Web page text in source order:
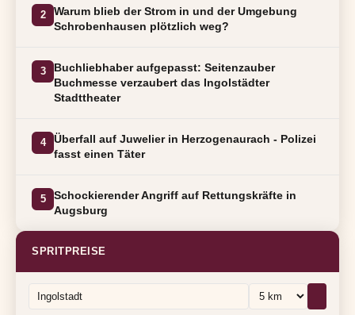
2
Warum blieb der Strom in und der Umgebung
Schrobenhausen plötzlich weg?
3
Buchliebhaber aufgepasst: Seitenzauber
Buchmesse verzaubert das Ingolstädter
Stadttheater
4
Überfall auf Juwelier in Herzogenaurach - Polizei
fasst einen Täter
5
Schockierender Angriff auf Rettungskräfte in
Augsburg
SPRITPREISE